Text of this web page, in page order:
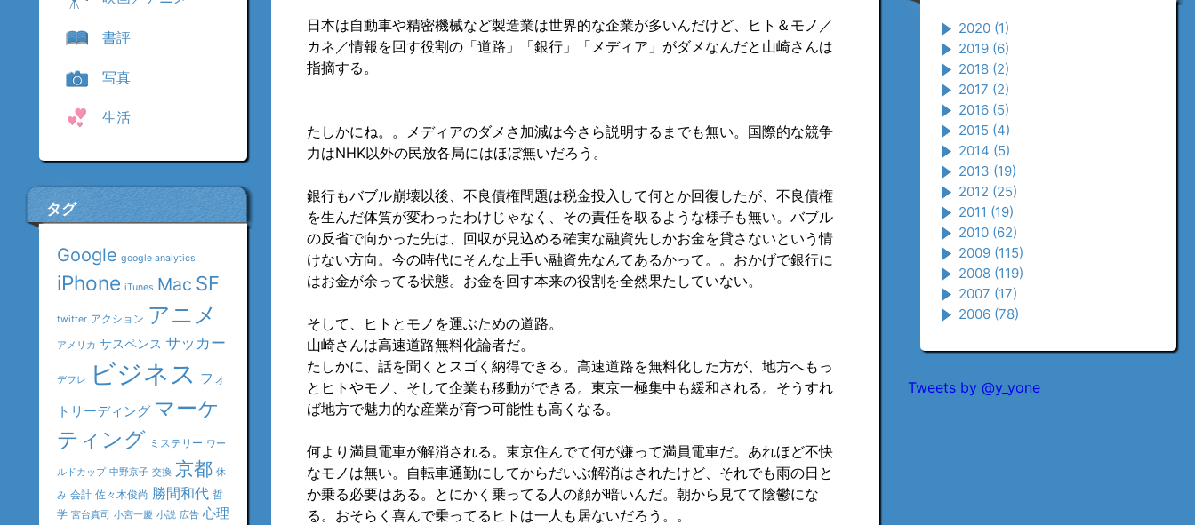
書評
写真
生活
タグ
Google google analytics
iPhone iTunes Mac SF
twitter アクション アニメ
アメリカ サスペンス サッカー
デフレ ビジネス フォ
トリーディング マーケ
ティング ミステリー ワー
ルドカップ 中野京子 交換 京都 休
み 会計 佐々木俊尚 勝間和代 哲
学 宮台真司 小宮一慶 小説 広告 心理
2020 (1)
2019 (6)
2018 (2)
2017 (2)
2016 (5)
2015 (4)
2014 (5)
2013 (19)
2012 (25)
2011 (19)
2010 (62)
2009 (115)
2008 (119)
2007 (17)
2006 (78)
Tweets by @y_yone
日本は自動車や精密機械など製造業は世界的な企業が多いんだけど、ヒト＆モノ／
カネ／情報を回す役割の「道路」「銀行」「メディア」がダメなんだと山崎さんは
指摘する。
たしかにね。。メディアのダメさ加減は今さら説明するまでも無い。国際的な競争
力はNHK以外の民放各局にはほぼ無いだろう。
銀行もバブル崩壊以後、不良債権問題は税金投入して何とか回復したが、不良債権
を生んだ体質が変わったわけじゃなく、その責任を取るような様子も無い。バブル
の反省で向かった先は、回収が見込める確実な融資先しかお金を貸さないという情
けない方向。今の時代にそんな上手い融資先なんてあるかって。。おかげで銀行に
はお金が余ってる状態。お金を回す本来の役割を全然果たしていない。
そして、ヒトとモノを運ぶための道路。
山崎さんは高速道路無料化論者だ。
たしかに、話を聞くとスゴく納得できる。高速道路を無料化した方が、地方へもっ
とヒトやモノ、そして企業も移動ができる。東京一極集中も緩和される。そうすれ
ば地方で魅力的な産業が育つ可能性も高くなる。
何より満員電車が解消される。東京住んでて何が嫌って満員電車だ。あれほど不快
なモノは無い。自転車通勤にしてからだいぶ解消はされたけど、それでも雨の日と
か乗る必要はある。とにかく乗ってる人の顔が暗いんだ。朝から見てて陰鬱にな
る。おそらく喜んで乗ってるヒトは一人も居ないだろう。。